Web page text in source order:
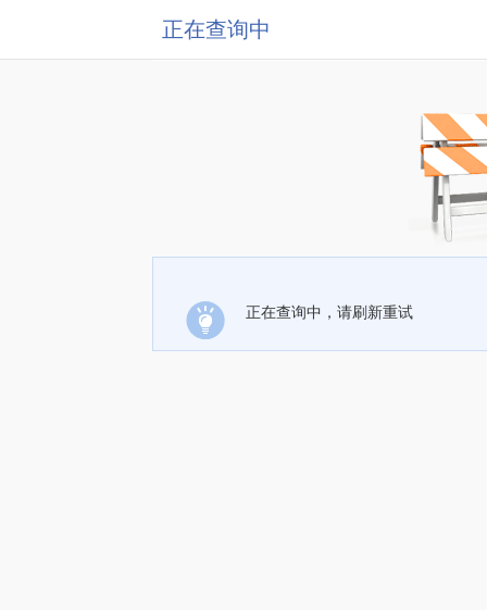
正在查询中
正在查询中，请刷新重试